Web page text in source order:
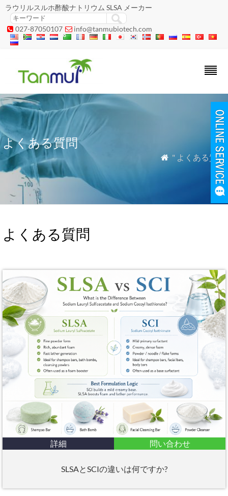
ラウリルスルホ酢酸ナトリウム SLSA メーカー
 027-87050107  info@tanmubiotech.com
よくある質問
 " よくある質問
よくある質問
詳細 問い合わせ
SLSAとSCIの違いは何ですか?